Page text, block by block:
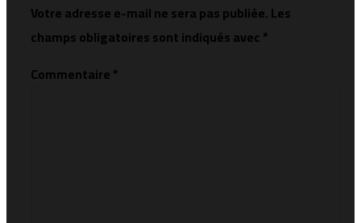
Votre adresse e-mail ne sera pas publiée.Les
champs obligatoires sont indiqués avec*
Commentaire*